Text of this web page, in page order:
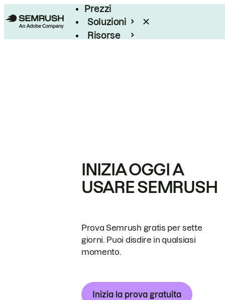
Prezzi
Soluzioni
Risorse
INIZIA OGGI A
USARE SEMRUSH
Prova Semrush gratis per sette
giorni. Puoi disdire in qualsiasi
momento.
Inizia la prova gratuita